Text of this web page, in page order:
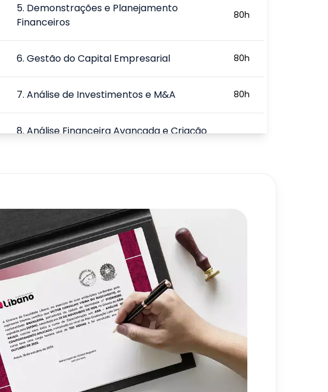
5. Demonstrações e Planejamento
Financeiros
80h
6.Gestão do Capital Empresarial 80h
7.Análise de Investimentos e M&A 80h
8.Análise Financeira Avançada e Criação
80h